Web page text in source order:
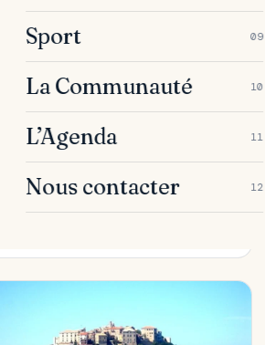
Sport 09
La Communauté 10
L’Agenda 11
Nous contacter 12
Soirée LATIN ADDICT Sam 15